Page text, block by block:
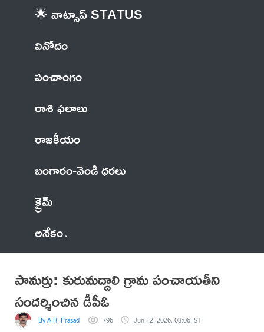
🌟 వాట్సాప్ STATUS
వినోదం
పంచాంగం
రాశి ఫలాలు
రాజకీయం
బంగారం-వెండి ధరలు
క్రైమ్
అనేకం
పామర్రు: కురుమద్దాలి గ్రామ పంచాయతీని
సందర్శించిన డీపీఓ
By A.R. Prasad 796 Jun 12, 2026, 08:06 IST